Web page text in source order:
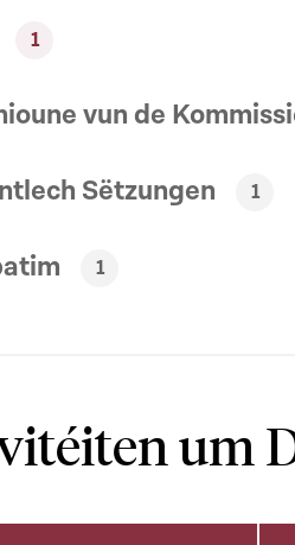
1
vun de
Sëtzungen 1
1
um